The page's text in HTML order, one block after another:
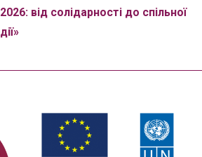
2026: від солідарності до спільної
дії»